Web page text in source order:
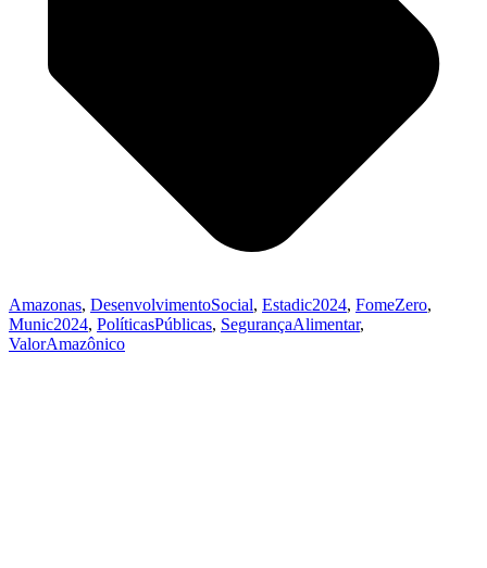
Amazonas, DesenvolvimentoSocial, Estadic2024, FomeZero,
Munic2024, PolíticasPúblicas, SegurançaAlimentar,
ValorAmazônico